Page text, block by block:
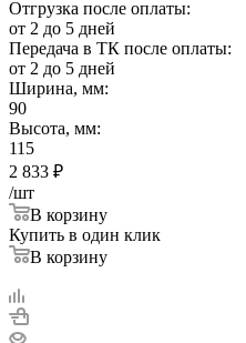
Отгрузка после оплаты:
от 2 до 5 дней
Передача в ТК после оплаты:
от 2 до 5 дней
Ширина, мм:
90
Высота, мм:
115
2 833 ₽
/шт
В корзину
Купить в один клик
В корзину